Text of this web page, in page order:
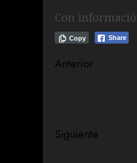
Con
Share
Copy
Anterior
Siguiente